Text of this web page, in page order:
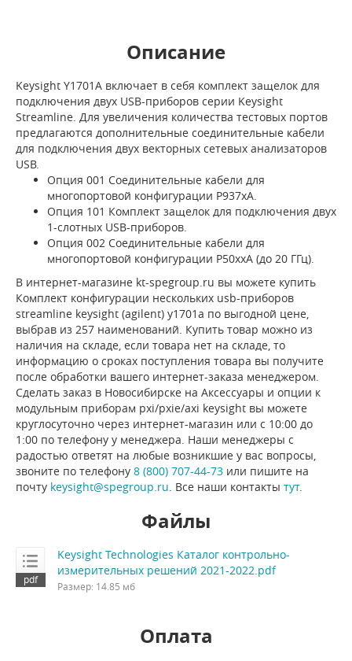
Описание
Keysight Y1701A включает в себя комплект защелок для
подключения двух USB-приборов серии Keysight
Streamline. Для увеличения количества тестовых портов
предлагаются дополнительные соединительные кабели
для подключения двух векторных сетевых анализаторов
USB.
Опция 001 Соединительные кабели для
многопортовой конфигурации P937xA.
Опция 101 Комплект защелок для подключения двух
1-слотных USB-приборов.
Опция 002 Соединительные кабели для
многопортовой конфигурации P50xxA (до 20 ГГц).
В интернет-магазине kt-spegroup.ru вы можете купить
Комплект конфигурации нескольких usb-приборов
streamline keysight (agilent) y1701a по выгодной цене,
выбрав из 257 наименований. Купить товар можно из
наличия на складе, если товара нет на складе, то
информацию о сроках поступления товара вы получите
после обработки вашего интернет-заказа менеджером.
Сделать заказ в Новосибирске на Аксессуары и опции к
модульным приборам pxi/pxie/axi keysight вы можете
круглосуточно через интернет-магазин или с 10:00 до
1:00 по телефону у менеджера. Наши менеджеры с
радостью ответят на любые возникшие у вас вопросы,
звоните по телефону 8 (800) 707-44-73 или пишите на
почту keysight@spegroup.ru. Все наши контакты тут.
Файлы
Keysight Technologies Каталог контрольно-
измерительных решений 2021-2022.pdf
Размер: 14.85 мб
Оплата